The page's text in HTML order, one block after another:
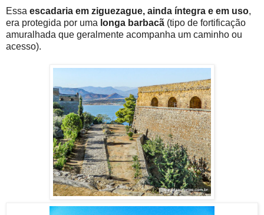
Essa escadaria em ziguezague, ainda íntegra e em uso,
era protegida por uma longa barbacã (tipo de fortificação
amuralhada que geralmente acompanha um caminho ou
acesso).